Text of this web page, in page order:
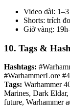
Video dài:
Shorts: trích
Giờ vàng:
10. Tags &
Hashtags:
#WarhammerLore
Tags: Warhammer
Marines, Dark
future, Warhammer